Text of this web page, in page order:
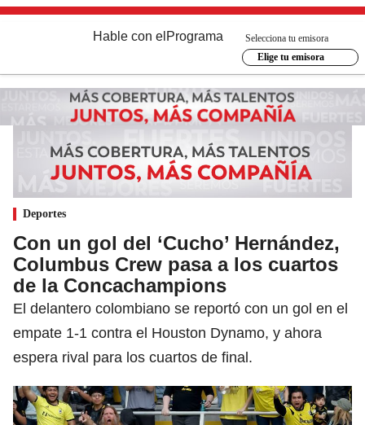
Hable con el Programa
Selecciona tu emisora
Elige tu emisora
Deportes
Con un gol del ‘Cucho’ Hernández,
Columbus Crew pasa a los cuartos
de la Concachampions
El delantero colombiano se reportó con un gol en el
empate 1-1 contra el Houston Dynamo, y ahora
espera rival para los cuartos de final.